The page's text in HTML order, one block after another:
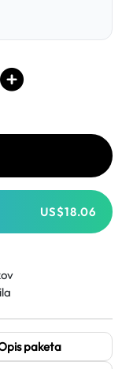
US$18.06
paketa